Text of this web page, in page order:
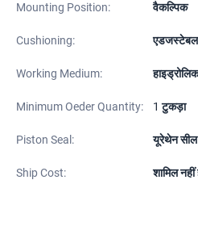
Mounting Position: वैकल्पिक
Cushioning: एडजस्टेबल
Working Medium:
Minimum Oeder Quantity: 1 टुकड़ा
Piston Seal: यूरेथेन सील
Ship Cost: शामिल नहीं